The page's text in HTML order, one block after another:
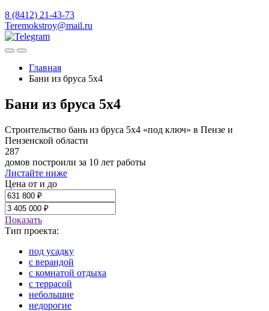
8 (8412) 21-43-73
Teremokstroy@mail.ru
Главная
Бани из бруса 5x4
Бани из бруса 5x4
Строительство бань из бруса 5х4 «под ключ» в Пензе и
Пензенской области
287
домов построили за 10 лет работы
Листайте ниже
Цена от и до
Показать
Тип проекта:
под усадку
с верандой
с комнатой отдыха
с террасой
небольшие
недорогие